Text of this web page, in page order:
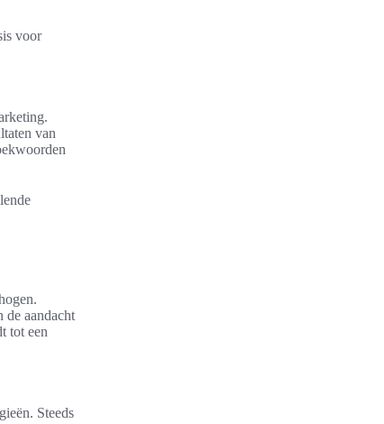
voor
van
de aandacht
tot een
Steeds